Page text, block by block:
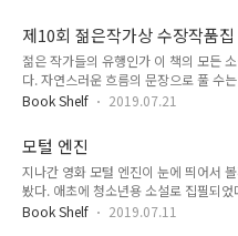
이 많이 등장한다. 차들은 곧 내리꽂힐
뒤로 몸을 들썩였다. 눈먼 자들의 도시 |
내밀고 있는 손 같은 거니까, 의사의 아
구, 정영목 저 모든 사람이 시력을 잃으
게 하고, 급격하게 아포칼립스로 향해가
제10회 젊은작가상 수장작품집
젊은 작가들의 유행인가 이 책의 모든
다. 자연스러운 흐름의 문장으로 풀 수
것도 유행인지 짧은 단편 7편 중에서 3
거 같다. 읽으면서 갑갑했다. 뜸금없지
천한다. 우럭 한 점 우주의 맛 동성애에
는 편견이 생긴다. 왜 부모에게 일방적
공감하기 어렵다. 사과하는 사람은 자신
요한데 누군가 알려주지 않으면 모를 수
Book Shelf 2019.07.21
모털 엔진
지나간 영화 모털 엔진이 눈에 띄어서
봤다. 애초에 청소년용 소설로 집필되
으레 하는 현실성 부여를 위한 설정에
Book Shelf 2019.07.11